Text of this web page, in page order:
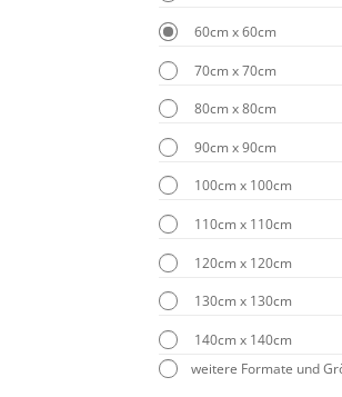
60cm x 60cm
70cm x 70cm
80cm x 80cm
90cm x 90cm
100cm x 100cm
110cm x 110cm
120cm x 120cm
130cm x 130cm
140cm x 140cm
weitere Formate und